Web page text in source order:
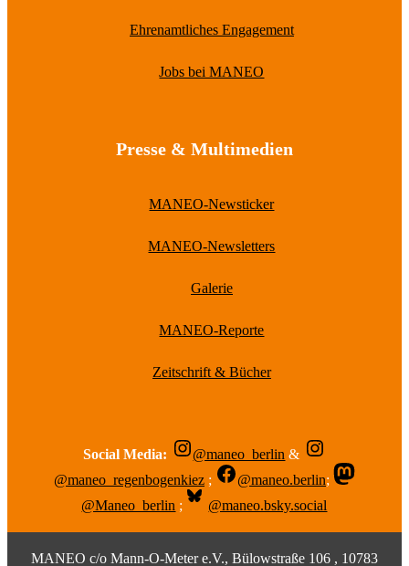
Ehrenamtliches Engagement
Jobs bei MANEO
Presse & Multimedien
MANEO-Newsticker
MANEO-Newsletters
Galerie
MANEO-Reporte
Zeitschrift & Bücher
Social Media: @maneo_berlin &
@maneo_regenbogenkiez ; @maneo.berlin;
@Maneo_berlin ; @maneo.bsky.social
MANEO c/o Mann-O-Meter e.V., Bülowstraße 106 , 10783